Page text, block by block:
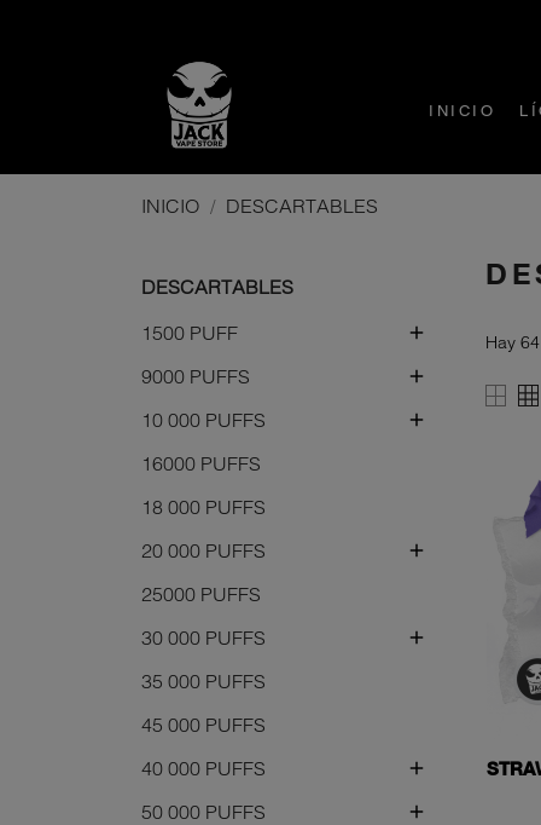
INICIO
INICIO DESCARTABLES
DESCARTABLES
1500 PUFF

9000 PUFFS 
10 000 PUFFS 
16000 PUFFS
18 000 PUFFS
20 000 PUFFS

25000 PUFFS
30 000 PUFFS

35 000 PUFFS
45 000 PUFFS
40 000 PUFFS

50 000 PUFFS 
Hay